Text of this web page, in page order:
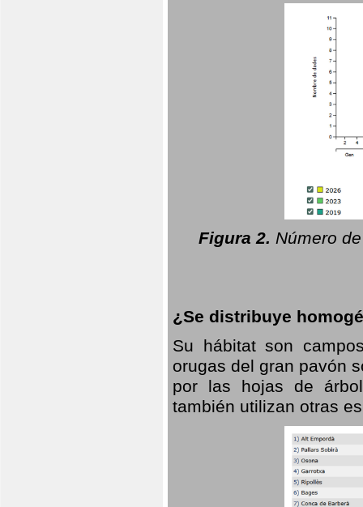
Figura 2. Número
¿Se distribuye
Su hábitat son
orugas del gran pavón
por las hojas de
también utilizan otras